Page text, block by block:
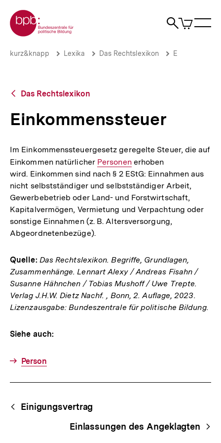
zum
Seiteninhalt
springen
Zur Startseite der bpb
Suche
Artikel
im
Einkommenssteuer
Brotkrümelnavigation
Pfadnavigation
kurz&knapp Lexika Das Rechtslexikon E
Zurück
Übersicht
Das Rechtslexikon
Einkommenssteuer
Im Einkommenssteuergesetz geregelte Steuer, die auf
Einkommen natürlicher Interner
Link:
Personenerhoben
wird. Einkommen sind nach § 2 EStG: Einnahmen aus
nicht selbstständiger und selbstständiger Arbeit,
Gewerbebetrieb oder Land- und Forstwirtschaft,
Kapitalvermögen, Vermietung und Verpachtung oder
sonstige Einnahmen (z. B. Altersversorgung,
Abgeordnetenbezüge).
Quelle: Das Rechtslexikon. Begriffe, Grundlagen,
Zusammenhänge. Lennart Alexy / Andreas Fisahn /
Susanne Hähnchen / Tobias Mushoff / Uwe Trepte.
Verlag J.H.W. Dietz Nachf. , Bonn, 2. Auflage, 2023.
Lizenzausgabe: Bundeszentrale für politische Bildung.
Siehe auch:
Person
Begriffsnavigation
Content-
Navigation
Einigungsvertrag
Einlassungen des Angeklagten